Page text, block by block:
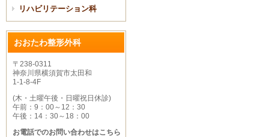
リハビリテーション科
おおたわ整形外科
〒238-0311
神奈川県横須賀市太田和
1-1-8-4F
(木・土曜午後・日曜祝日休診)
午前：9：00～12：30
午後：14：30～18：00
お電話でのお問い合わせはこちら